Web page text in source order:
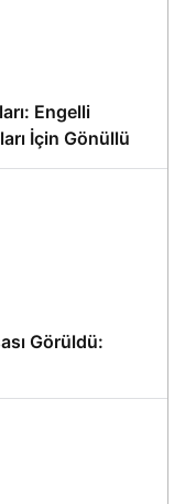
Engelli
İçin Gönüllü
Görüldü: